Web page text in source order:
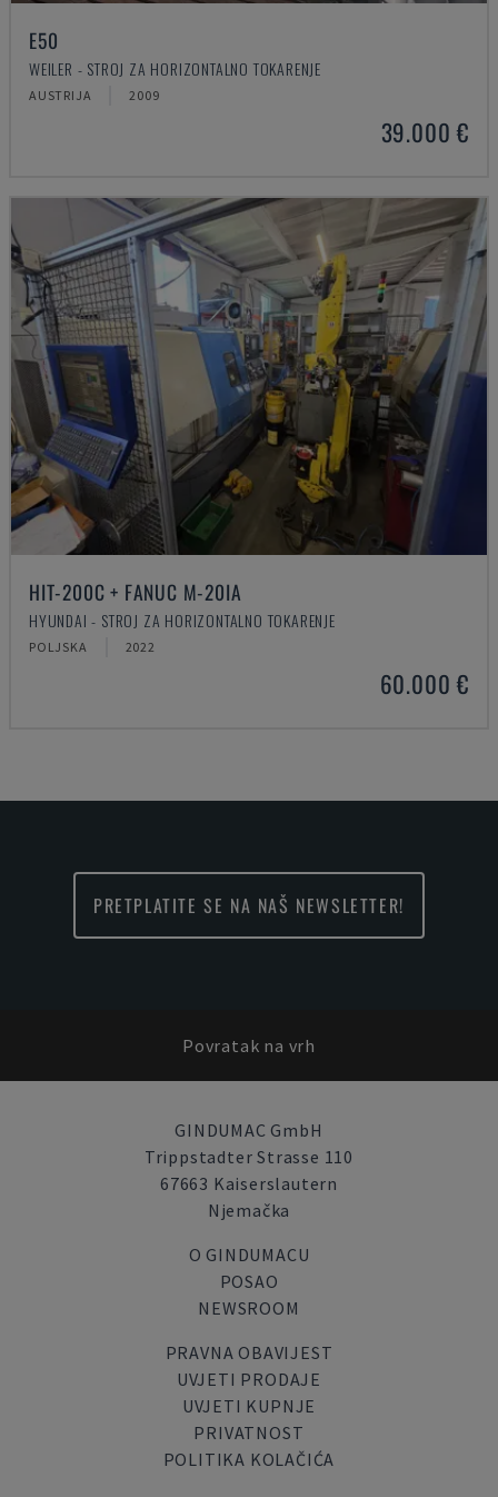
E50
WEILER - STROJ ZA HORIZONTALNO TOKARENJE
AUSTRIJA 2009
39.000 €
HIT-200C + FANUC M-20IA
HYUNDAI - STROJ ZA HORIZONTALNO TOKARENJE
POLJSKA 2022
60.000 €
PRETPLATITE SE NA NAŠ NEWSLETTER!
Povratak na vrh
GINDUMAC GmbH
Trippstadter Strasse 110
67663 Kaiserslautern
Njemačka
O GINDUMACU
POSAO
NEWSROOM
PRAVNA OBAVIJEST
UVJETI PRODAJE
UVJETI KUPNJE
PRIVATNOST
POLITIKA KOLAČIĆA